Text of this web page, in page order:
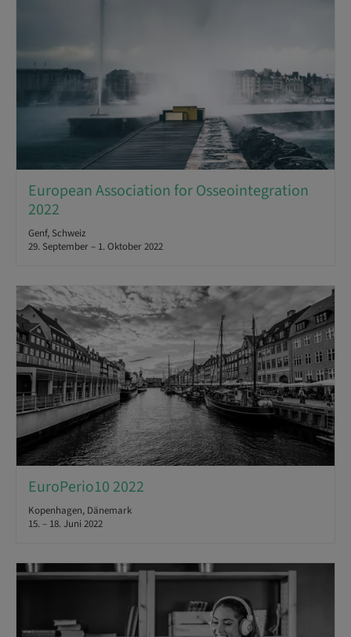
European Association for Osseointegration
2022
Genf, Schweiz
29. September – 1. Oktober 2022
EuroPerio10 2022
Kopenhagen, Dänemark
15. – 18. Juni 2022